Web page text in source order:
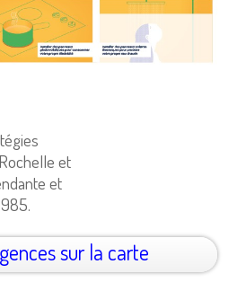
et
et
sur la carte